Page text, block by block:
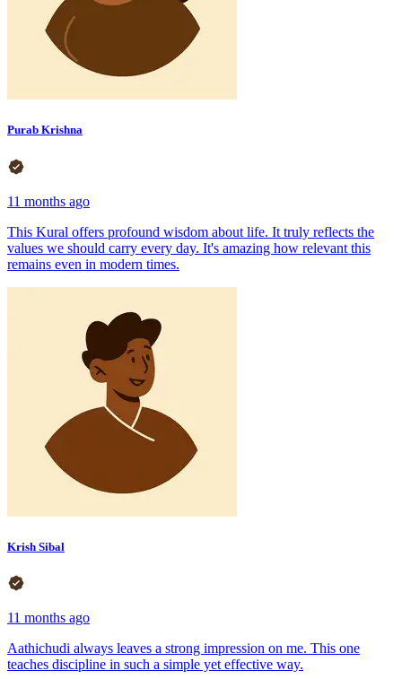
Purab Krishna
11 months ago
This Kural offers profound wisdom about life. It truly reflects the
values we should carry every day. It's amazing how relevant this
remains even in modern times.
Krish Sibal
11 months ago
Aathichudi always leaves a strong impression on me. This one
teaches discipline in such a simple yet effective way.